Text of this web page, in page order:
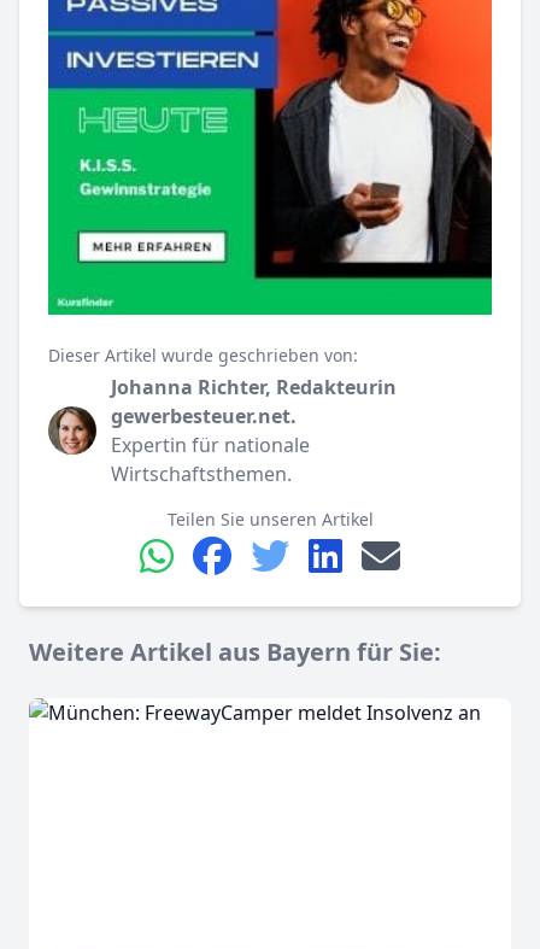
Dieser Artikel wurde geschrieben von:
Johanna Richter, Redakteurin
gewerbesteuer.net.
Expertin für nationale
Wirtschaftsthemen.
Teilen Sie unseren Artikel
Weitere Artikel aus Bayern für Sie: